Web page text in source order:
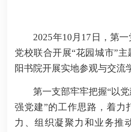
2025年10 月 17 日，第
党校联合开展“花园城市”
阳书院开展实地参观与交流
第一支部牢牢把握“以
强党建”的工作思路，着力
力、组织凝聚力和业务推